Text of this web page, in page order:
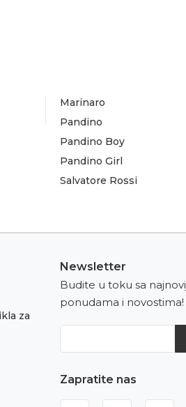
Marinaro
Pandino
Pandino Boy
Pandino Girl
Salvatore Rossi
za
Newsletter
Budite u toku sa
ponudama i novostima!
Zapratite nas